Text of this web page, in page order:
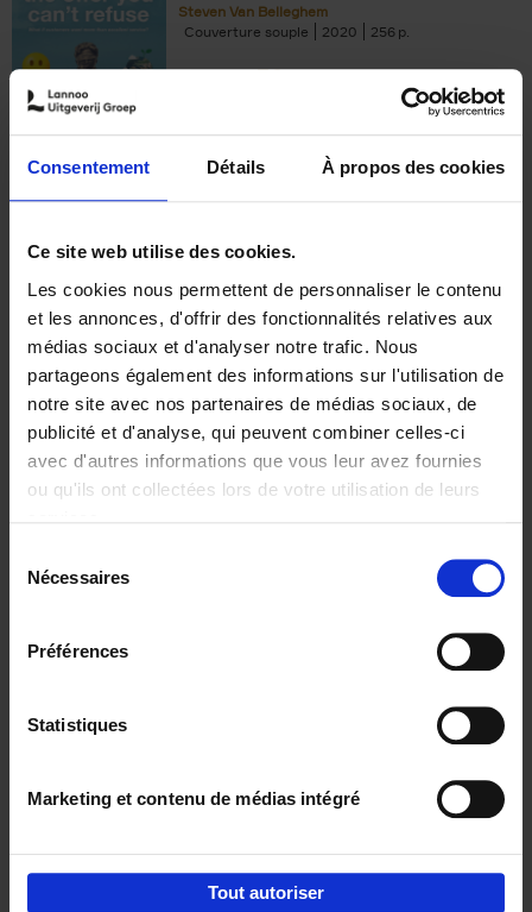
Consentement Détails À propos des cookies
Ce site web utilise des cookies.
Les cookies nous permettent de personnaliser le contenu
et les annonces, d'offrir des fonctionnalités relatives aux
médias sociaux et d'analyser notre trafic. Nous
partageons également des informations sur l'utilisation de
notre site avec nos partenaires de médias sociaux, de
publicité et d'analyse, qui peuvent combiner celles-ci
avec d'autres informations que vous leur avez fournies
ou qu'ils ont collectées lors de votre utilisation de leurs
Nécessaires
Préférences
Statistiques
Marketing et contenu de médias intégré
Tout autoriser
Steven Van Belleghem
Couverture souple
2020 256
€37,50
Building Bonds = Building
Business
Jochen Roef Jozefien De Feyter
Carolien Boom
Couverture souple
2025 200
€29,99
Digital marketing like a PRO -
completely revised edition (EN)